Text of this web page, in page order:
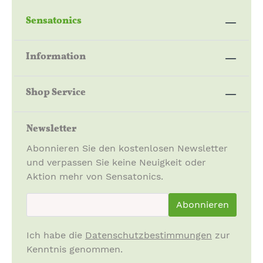
Sensatonics
Information
Shop Service
Newsletter
Abonnieren Sie den kostenlosen Newsletter
und verpassen Sie keine Neuigkeit oder
Aktion mehr von Sensatonics.
Abonnieren
Ich habe die Datenschutzbestimmungen zur
Kenntnis genommen.